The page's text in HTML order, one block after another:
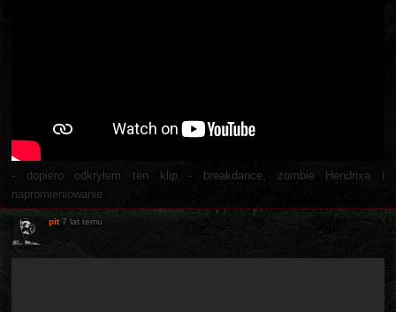
- dopiero odkryłem ten klip - breakdance, zombie Hendrixa i
napromieniowanie
pit 7 lat temu